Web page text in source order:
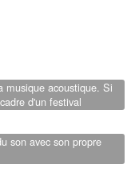
musique acoustique. Si
d'un festival
son avec son propre